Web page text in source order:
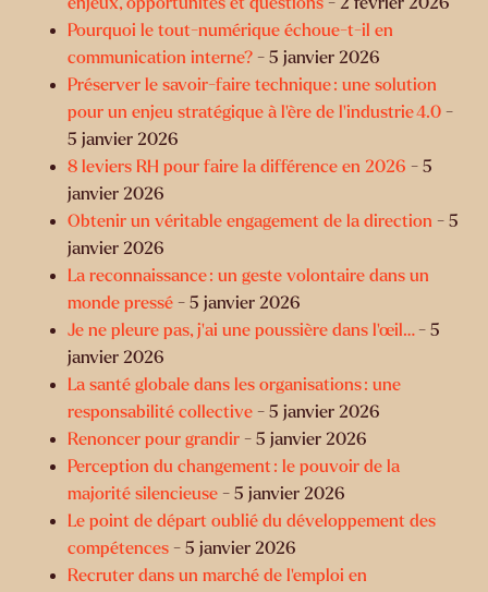
Pourquoi le tout-numérique échoue-t-il en
communication interne? - 5 janvier 2026
Préserver le savoir-faire technique : une solution
pour un enjeu stratégique à l’ère de l’industrie 4.0 -
5 janvier 2026
8 leviers RH pour faire la différence en 2026 - 5
janvier 2026
Obtenir un véritable engagement de la direction - 5
janvier 2026
La reconnaissance : un geste volontaire dans un
monde pressé - 5 janvier 2026
Je ne pleure pas, j’ai une poussière dans l’œil…- 5
janvier 2026
La santé globale dans les organisations : une
responsabilité collective - 5 janvier 2026
Renoncer pour grandir - 5 janvier 2026
Perception du changement : le pouvoir de la
majorité silencieuse - 5 janvier 2026
Le point de départ oublié du développement des
compétences - 5 janvier 2026
Recruter dans un marché de l’emploi en